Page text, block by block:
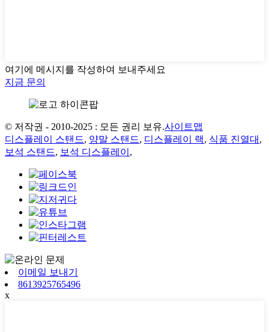
여기에 메시지를 작성하여 보내주세요
지금 문의
© 저작권 - 2010-2025 : 모든 권리 보유.사이트맵
디스플레이 스탠드, 양말 스탠드, 디스플레이 랙, 식품 진열대 ,
보석 스탠드, 보석 디스플레이 ,
이메일 보내기
8613925765496
x